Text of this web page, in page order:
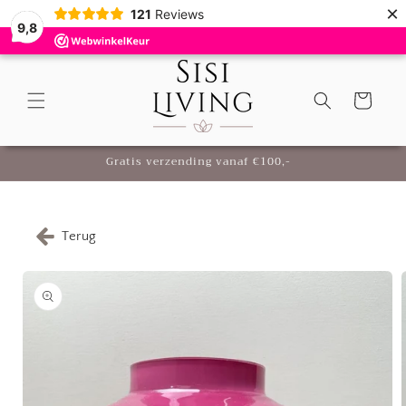
9,8
121 Reviews ×
Meteen
naar de
content
Winkelwagen
Gratis verzending vanaf €100,-
Terug
direct naar